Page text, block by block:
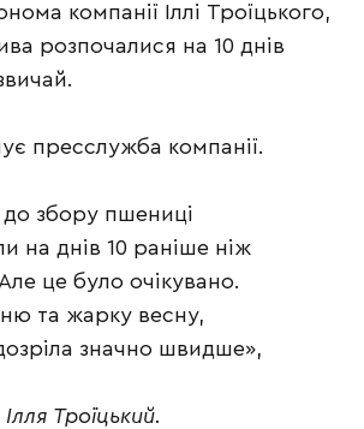
компанії Іллі Троїцького,
розпочалися на 10 днів
пресслужба компанії.
до збору пшениці
на днів 10 раніше ніж
це було очікувано.
та жарку весну,
значно швидше»,
Троїцький.